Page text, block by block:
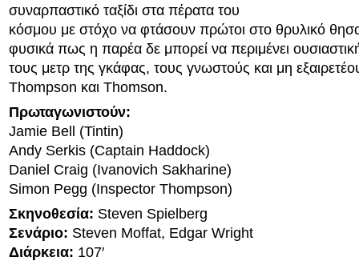
συναρπαστικό ταξίδι στα πέρατα του
κόσμου με στόχο να φτάσουν πρώτοι στο θρυλικό
φυσικά πως η παρέα δε μπορεί να περιμένει
τους μετρ της γκάφας, τους γνωστούς και μη
Thompson και Thomson.
Πρωταγωνιστούν:
Jamie Bell (Tintin)
Andy Serkis (Captain Haddock)
Daniel Craig (Ivanovich Sakharine)
Simon Pegg (Inspector Thompson)
Σκηνοθεσία: Steven Spielberg
Σενάριο: Steven Moffat, Edgar Wright
Διάρκεια: 107′